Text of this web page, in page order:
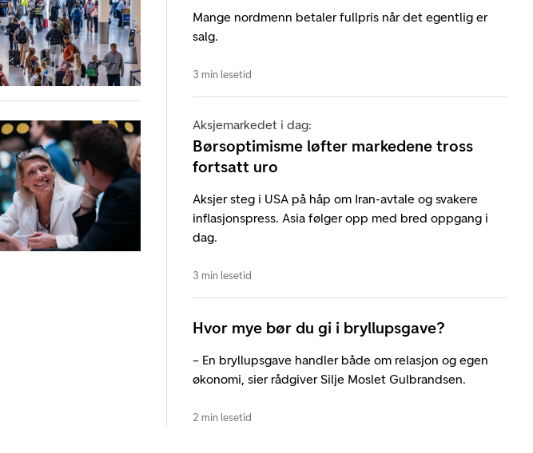
Mange nordmenn betaler fullpris når det egentlig er
salg.
3 min lesetid
Aksjemarkedet i dag:
Børsoptimisme løfter markedene tross
fortsatt uro
Aksjer steg i USA på håp om Iran-avtale og svakere
inflasjonspress. Asia følger opp med bred oppgang i
dag.
3 min lesetid
Hvor mye bør du gi i bryllupsgave?
– En bryllupsgave handler både om relasjon og egen
økonomi, sier rådgiver Silje Moslet Gulbrandsen.
2 min lesetid